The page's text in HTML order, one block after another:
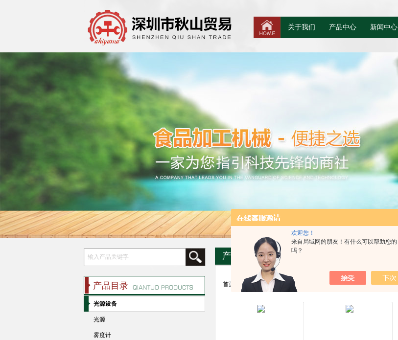
欢迎您！
来自局域网的朋友！有什么可以帮助您的
吗？
关于我们 产品中心 新闻中心
产品列表
首页 >>> 产品中心 >>> 光源设备 光学仪器
产品目录
光源设备
光源
雾度计